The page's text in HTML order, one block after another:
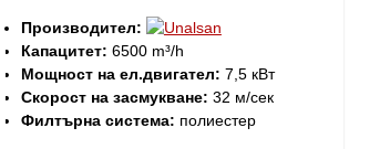
Производител:
Капацитет: 6500 m³/h
Мощност на ел.двигател: 7,5 кВт
Скорост на засмукване: 32 м/сек
Филтърна система: полиестер